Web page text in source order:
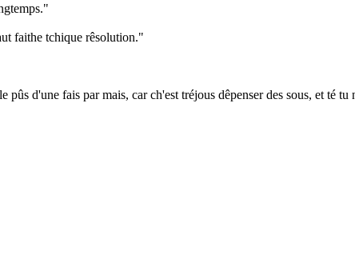
faithe tchique rêsolution."
d'une fais par mais, car ch'est tréjous dêpenser des sous, et té tu